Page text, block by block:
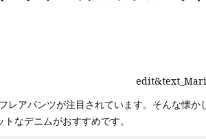
アパンツが注目されています。そんな懐
なデニムがおすすめです。